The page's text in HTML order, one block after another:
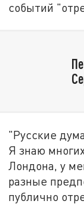
событий
"Русские
Я знаю
Лондона, у
разные
публично